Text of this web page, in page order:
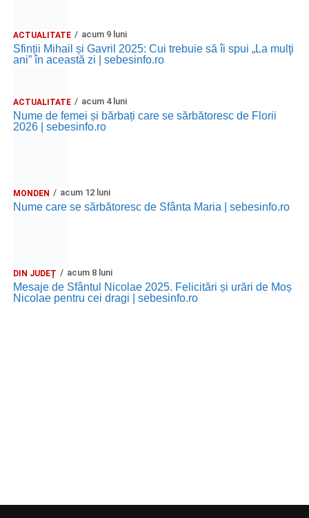
ACTUALITATE acum 9 luni
Sfinții Mihail și Gavril 2025: Cui trebuie să îi spui „La mulţi
ani” în această zi | sebesinfo.ro
ACTUALITATE acum 4 luni
Nume de femei și bărbați care se sărbătoresc de Florii
2026 | sebesinfo.ro
MONDEN acum 12 luni
Nume care se sărbătoresc de Sfânta Maria | sebesinfo.ro
DIN JUDEȚ acum 8 luni
Mesaje de Sfântul Nicolae 2025. Felicitări și urări de Moș
Nicolae pentru cei dragi | sebesinfo.ro